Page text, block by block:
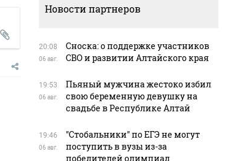
Новости партнеров
20:08
06 авг.
Сноска: о поддержке участников
СВО и развитии Алтайского края
19:53
06 авг.
Пьяный мужчина жестоко избил
свою беременную девушку на
свадьбе в Республике Алтай
19:46
06 авг.
"Стобальники" по ЕГЭ не могут
поступить в вузы из-за
победителей олимпиад